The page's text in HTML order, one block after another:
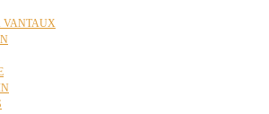
VANTAUX